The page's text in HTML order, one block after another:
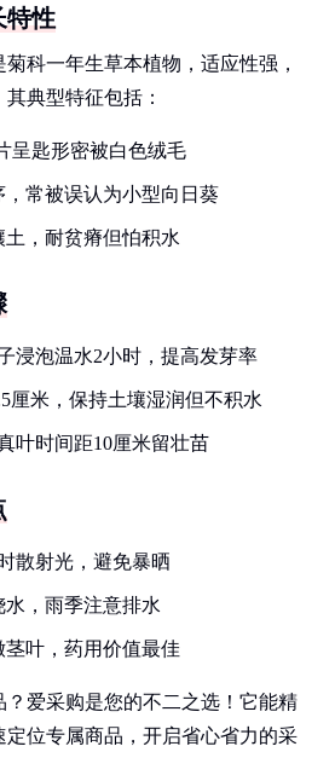
特性
科一年生草本植物，适应性强，
典型特征包括：
呈匙形密被白色绒毛
常被误认为小型向日葵
，耐贫瘠但怕积水
浸泡温水2小时，提高发芽率
厘米，保持土壤湿润但不积水
叶时间距10厘米留壮苗
散射光，避免暴晒
，雨季注意排水
叶，药用价值最佳
爱采购是您的不二之选！它能精
位专属商品，开启省心省力的采